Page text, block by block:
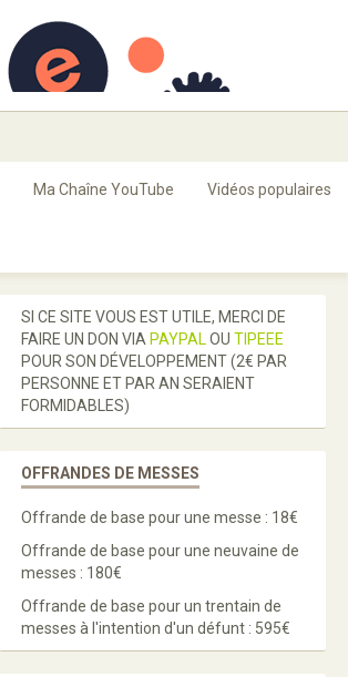
Ma Chaîne YouTube Vidéos populaires
SI CE SITE VOUS EST UTILE, MERCI DE
FAIRE UN DON VIA PAYPAL OU TIPEEE
POUR SON DÉVELOPPEMENT (2€ PAR
PERSONNE ET PAR AN SERAIENT
FORMIDABLES)
OFFRANDES DE MESSES
Offrande de base pour une messe : 18€
Offrande de base pour une neuvaine de
messes : 180€
Offrande de base pour un trentain de
messes à l'intention d'un défunt : 595€